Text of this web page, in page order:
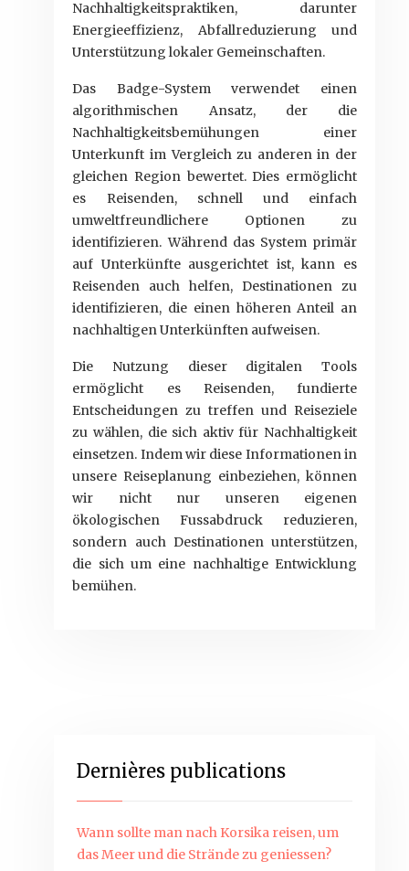
Nachhaltigkeitspraktiken, darunter
Energieeffizienz, Abfallreduzierung und
Unterstützung lokaler Gemeinschaften.
Das Badge-System verwendet einen
algorithmischen Ansatz, der die
Nachhaltigkeitsbemühungen einer
Unterkunft im Vergleich zu anderen in der
gleichen Region bewertet. Dies ermöglicht
es Reisenden, schnell und einfach
umweltfreundlichere Optionen zu
identifizieren. Während das System primär
auf Unterkünfte ausgerichtet ist, kann es
Reisenden auch helfen, Destinationen zu
identifizieren, die einen höheren Anteil an
nachhaltigen Unterkünften aufweisen.
Die Nutzung dieser digitalen Tools
ermöglicht es Reisenden, fundierte
Entscheidungen zu treffen und Reiseziele
zu wählen, die sich aktiv für Nachhaltigkeit
einsetzen. Indem wir diese Informationen in
unsere Reiseplanung einbeziehen, können
wir nicht nur unseren eigenen
ökologischen Fussabdruck reduzieren,
sondern auch Destinationen unterstützen,
die sich um eine nachhaltige Entwicklung
bemühen.
Dernières publications
Wann sollte man nach Korsika reisen, um
das Meer und die Strände zu geniessen?